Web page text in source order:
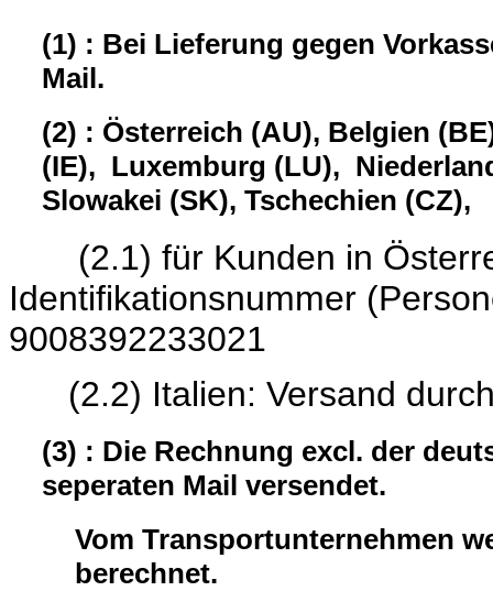
(1) : Bei Lieferung gegen
Mail.
(2) : Österreich (AU), Belgien
(IE), Luxemburg (LU),
Slowakei (SK), Tschechien (CZ),
(2.1) für Kunden in
9008392233021
(2.2) Italien: Versand durch
(3) : Die Rechnung excl. der
seperaten Mail versendet.
Vom Transportunternehmen
berechnet.